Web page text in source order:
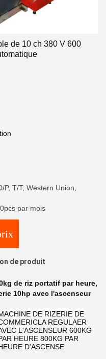
de 10 ch 380 V 600
T/T, Western Union,
par mois
de produit
de riz portatif par heure,
10hp avec l'ascenseur
DE RIZERIE DE
REGULAER
L'ASCENSEUR 600KG
HEURE 800KG PAR
D'ASCENSE